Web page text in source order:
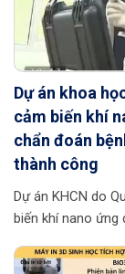
Dự án khoa
cảm biến khí
chẩn đoán
thành công
Dự án KHCN do
biến khí nano
của VINIF